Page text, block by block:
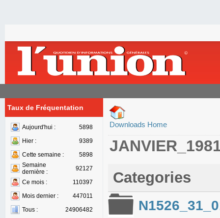
Taux de Fréquentation
Aujourd'hui :
5898
Hier :
9389
Cette semaine :
5898
Semaine
dernière :
92127
Ce mois :
110397
Mois dernier :
447011
Tous :
24906482
Downloads Home
Categories